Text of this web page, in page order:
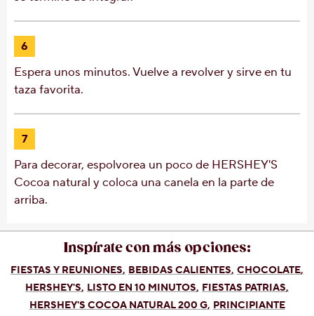
6
Espera unos minutos. Vuelve a revolver y sirve en tu
taza favorita.
7
Para decorar, espolvorea un poco de HERSHEY'S
Cocoa natural y coloca una canela en la parte de
arriba.
Inspírate con más opciones:
FIESTAS Y REUNIONES BEBIDAS CALIENTES CHOCOLATE
HERSHEY'S LISTO EN 10 MINUTOS FIESTAS PATRIAS
HERSHEY'S COCOA NATURAL 200 G PRINCIPIANTE